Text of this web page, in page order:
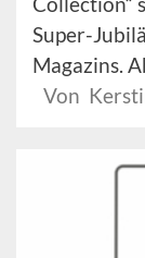
Super-
Magazins.
Von